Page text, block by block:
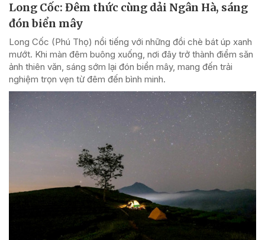
Long Cốc: Đêm thức cùng dải Ngân Hà, sáng
đón biển mây
Long Cốc (Phú Thọ) nổi tiếng với những đồi chè bát úp xanh
mướt. Khi màn đêm buông xuống, nơi đây trở thành điểm săn
ảnh thiên văn, sáng sớm lại đón biển mây, mang đến trải
nghiệm trọn vẹn từ đêm đến bình minh.